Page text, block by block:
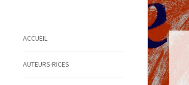
ACCUEIL
AUTEURS·RICES